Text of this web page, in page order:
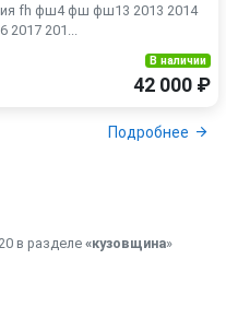
fh фш4 фш фш13 2013 2014
2017 201...
В наличии
42 000 ₽
Подробнее
в разделе«кузовщина»